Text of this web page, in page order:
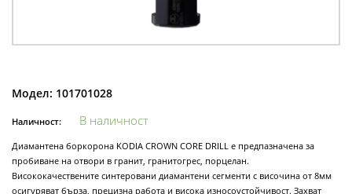
Модел: 101701028
Наличност: В наличност
Диамантена боркорона KODIA CROWN CORE DRILL е предпазначена за
пробиване на отвори в гранит, гранитогрес, порцелан.
Висококачествените синтеровани диамантени сегменти с височина от 8мм
осигуряват бърза, прецизна работа и висока износоустойчивост. Захват